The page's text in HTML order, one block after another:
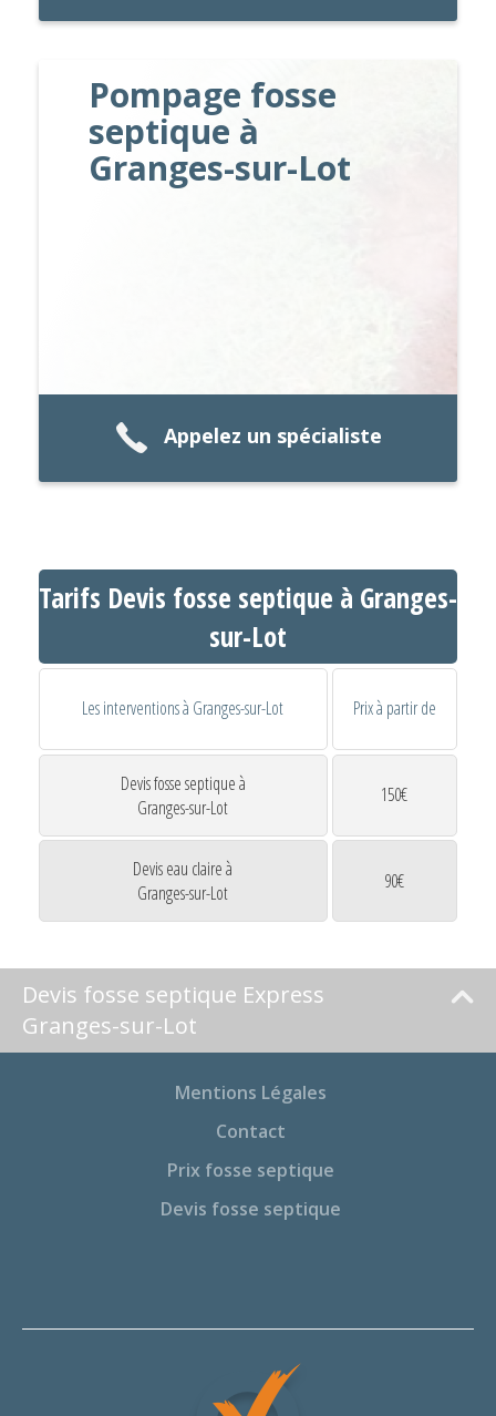
Pompage fosse
septique à
Granges-sur-Lot
Appelez un spécialiste
Tarifs Devis fosse septique à Granges-
sur-Lot
Les interventions à Granges-sur-Lot Prix à partir de
Devis fosse septique à
Granges-sur-Lot
150€
Devis eau claire à
Granges-sur-Lot
90€
Devis fosse septique Express
Granges-sur-Lot
Mentions Légales
Contact
Prix fosse septique
Devis fosse septique